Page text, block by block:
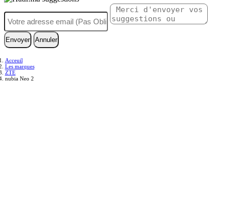
Envoyer Annuler
Acceuil
Les marques
ZTE
nubia Neo 2